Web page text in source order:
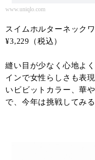
www.uniqlo.com
スイムホルターネック
¥3,229（税込）
縫い目が少なく心地よ
インで女性らしさも表
いビビットカラー、華
で、今年は挑戦してみる